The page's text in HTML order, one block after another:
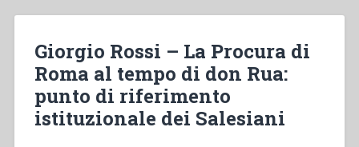
Giorgio Rossi – La Procura di
Roma al tempo di don Rua:
punto di riferimento
istituzionale dei Salesiani